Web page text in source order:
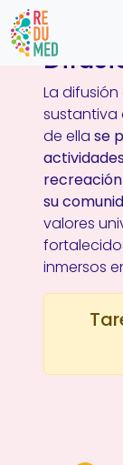
Pasar al
La
sustantiva
de ella se
su
valores
inmersos